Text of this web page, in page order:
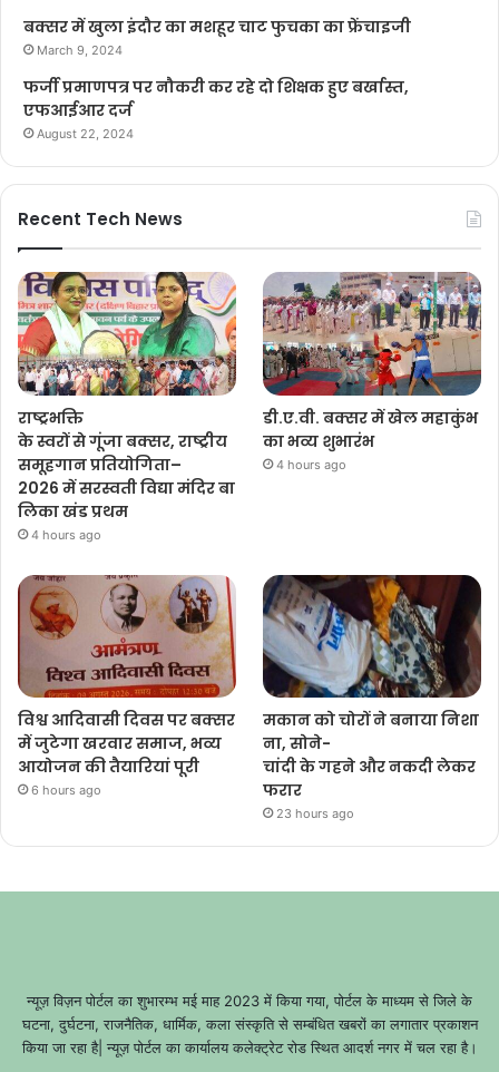
बक्सर में खुला इंदौर का मशहूर चाट फुचका का फ्रेंचाइजी
March 9, 2024
फर्जी प्रमाणपत्र पर नौकरी कर रहे दो शिक्षक हुए बर्खास्त,
एफआईआर दर्ज
August 22, 2024
Recent Tech News
राष्ट्रभक्ति
के स्वरों से गूंजा बक्सर, राष्ट्रीय
समूहगान प्रतियोगिता–
2026 में सरस्वती विद्या मंदिर बा
लिका खंड प्रथम
4 hours ago
डी.ए.वी. बक्सर में खेल महाकुंभ
का भव्य शुभारंभ
4 hours ago
विश्व आदिवासी दिवस पर बक्सर
में जुटेगा खरवार समाज, भव्य
आयोजन की तैयारियां पूरी
6 hours ago
मकान को चोरों ने बनाया निशा
ना, सोने-
चांदी के गहने और नकदी लेकर
फरार
23 hours ago
न्यूज़ विज़न पोर्टल का शुभारम्भ मई माह 2023 में किया गया, पोर्टल के माध्यम से जिले के
घटना, दुर्घटना, राजनैतिक, धार्मिक, कला संस्कृति से सम्बंधित खबरों का लगातार प्रकाशन
किया जा रहा है| न्यूज़ पोर्टल का कार्यालय कलेक्ट्रेट रोड स्थित आदर्श नगर में चल रहा है।